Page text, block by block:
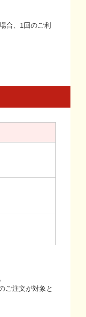
合、1回のご利
ご注文が対象と